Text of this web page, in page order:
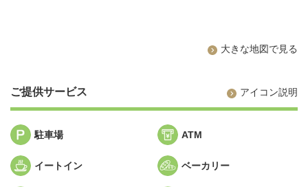
大きな地図で見る
ご提供サービス アイコン説明
駐車場 ATM
イートイン ベーカリー